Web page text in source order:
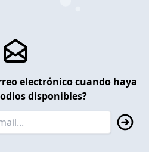
electrónico cuando haya
disponibles?